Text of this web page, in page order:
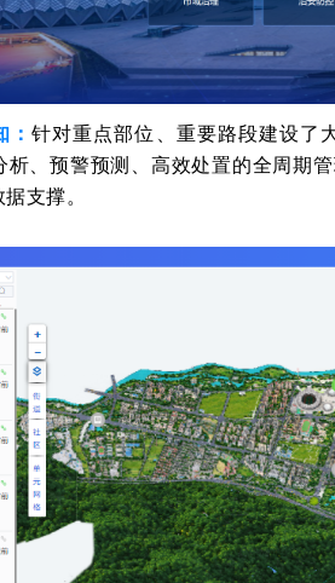
针对重点部位、重要路段建设了
析、预警预测、高效处置的全周期
支撑。